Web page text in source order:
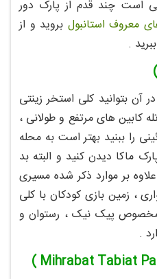
است چند قدم از پارک دور
معروف استانبول بروید و از
.
آن بتوانید کلی استخر زینتی
کابین های مرتفع و طولانی ،
را ببنید بهتر است به محله
ماکا دیدن کنید و البته بد
بر موارد ذکر شده مسیری
، زمین بازی کودکان با کلی
پیک نیک ، رستوان و
.